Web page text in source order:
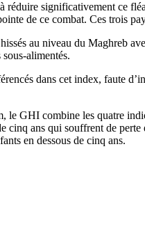
réduire significativement ce
de ce combat. Ces trois
au niveau du Maghreb
alimentés.
dans cet index, faute
GHI combine les quatre
cinq ans qui souffrent de
en dessous de cinq ans.